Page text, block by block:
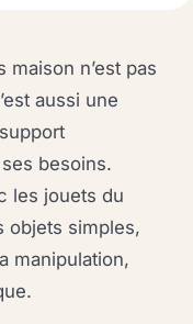
n’est pas
aussi une
besoins.
les jouets du
objets simples,
manipulation,